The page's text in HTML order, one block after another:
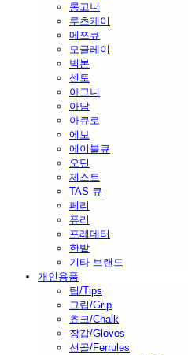
롱고니
루츠케이
메쯔큐
모글레이
빅본
센토
아그니
아담
아큐로
에보
에이블큐
오딘
제스트
TAS 큐
페리
퓨리
프레데터
한밭
기타 브랜드
개인용품
팁/Tips
그립/Grip
쵸크/Chalk
장갑/Gloves
선골/Ferrules